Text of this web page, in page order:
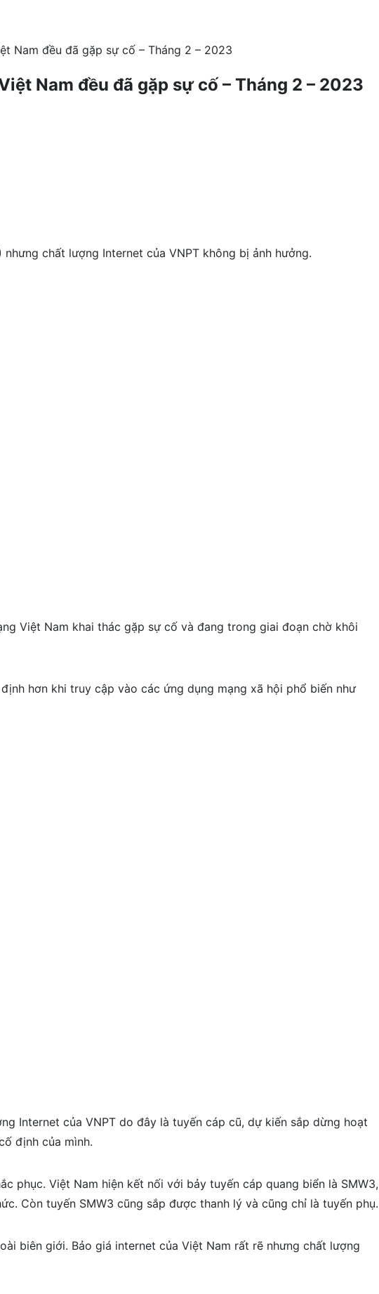
Nam đều đã gặp sự cố – Tháng 2 – 2023
Nam đều đã gặp sự cố – Tháng 2 – 2023
chất lượng Internet của VNPT không bị ảnh hưởng.
Việt Nam khai thác gặp sự cố và đang trong giai đoạn chờ khôi
hơn khi truy cập vào các ứng dụng mạng xã hội phổ biến như
Internet của VNPT do đây là tuyến cáp cũ, dự kiến sắp dừng hoạt
định của mình.
phục. Việt Nam hiện kết nối với bảy tuyến cáp quang biển là SMW3,
Còn tuyến SMW3 cũng sắp được thanh lý và cũng chỉ là tuyến phụ.
biên giới. Bảo giá internet của Việt Nam rất rẽ nhưng chất lượng